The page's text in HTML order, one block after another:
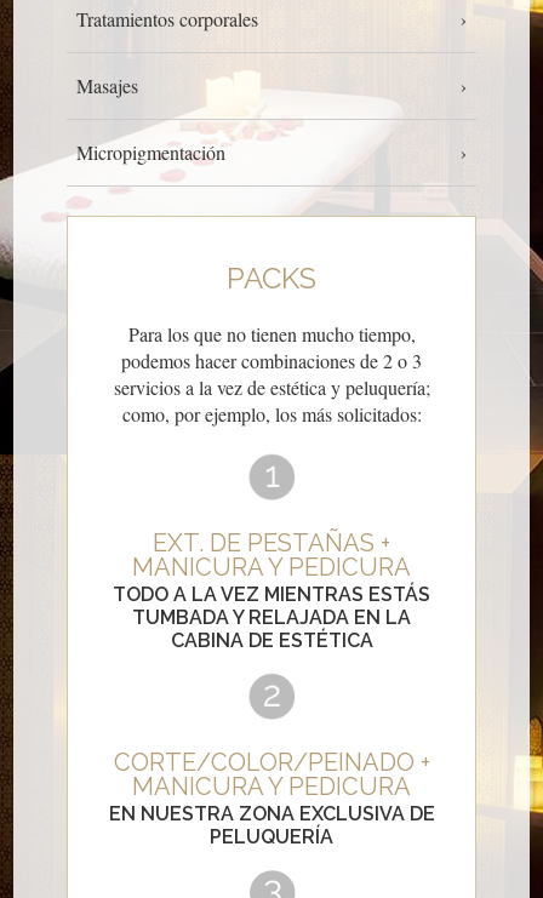
Tratamientos corporales
Masajes
Micropigmentación
PACKS
Para los que no tienen mucho tiempo,
podemos hacer combinaciones de 2 o 3
servicios a la vez de estética y peluquería;
como, por ejemplo, los más solicitados:
EXT. DE PESTAÑAS +
MANICURA Y PEDICURA
TODO A LA VEZ MIENTRAS ESTÁS
TUMBADA Y RELAJADA EN LA
CABINA DE ESTÉTICA
CORTE/COLOR/PEINADO +
MANICURA Y PEDICURA
EN NUESTRA ZONA EXCLUSIVA DE
PELUQUERÍA